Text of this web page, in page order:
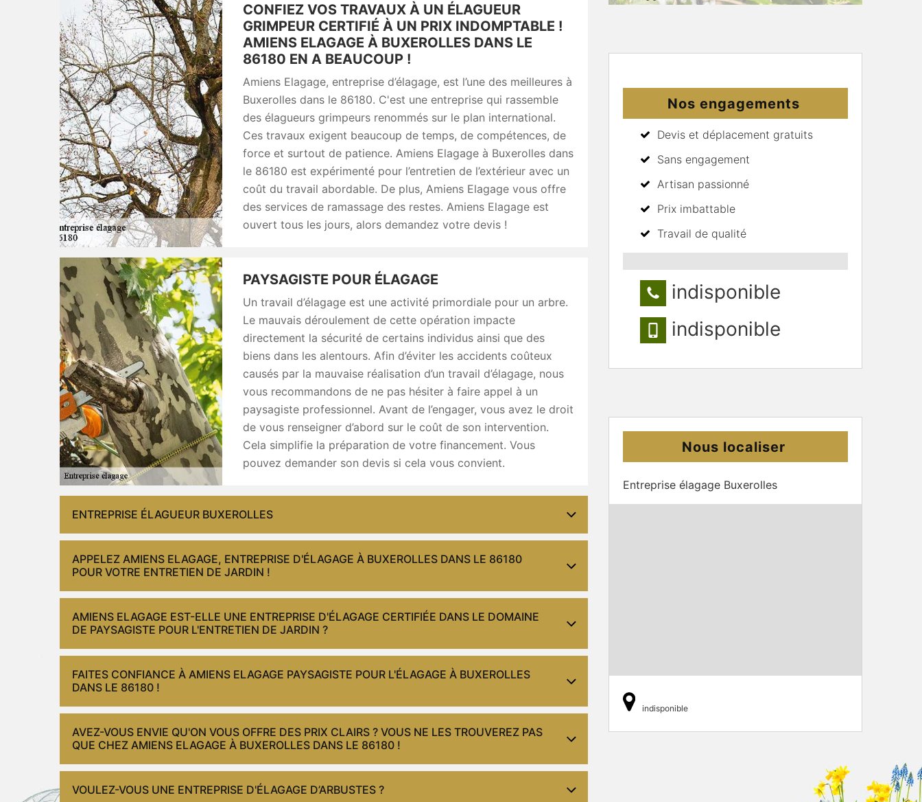
CONFIEZ VOS TRAVAUX À UN ÉLAGUEUR
GRIMPEUR CERTIFIÉ À UN PRIX INDOMPTABLE !
AMIENS ELAGAGE À BUXEROLLES DANS LE
86180 EN A BEAUCOUP !
Amiens Elagage, entreprise d’élagage, est l’une des meilleures à
Buxerolles dans le 86180. C'est une entreprise qui rassemble
des élagueurs grimpeurs renommés sur le plan international.
Ces travaux exigent beaucoup de temps, de compétences, de
force et surtout de patience. Amiens Elagage à Buxerolles dans
le 86180 est expérimenté pour l’entretien de l’extérieur avec un
coût du travail abordable. De plus, Amiens Elagage vous offre
des services de ramassage des restes. Amiens Elagage est
ouvert tous les jours, alors demandez votre devis !
PAYSAGISTE POUR ÉLAGAGE
Un travail d’élagage est une activité primordiale pour un arbre.
Le mauvais déroulement de cette opération impacte
directement la sécurité de certains individus ainsi que des
biens dans les alentours. Afin d’éviter les accidents coûteux
causés par la mauvaise réalisation d’un travail d’élagage, nous
vous recommandons de ne pas hésiter à faire appel à un
paysagiste professionnel. Avant de l’engager, vous avez le droit
de vous renseigner d’abord sur le coût de son intervention.
Cela simplifie la préparation de votre financement. Vous
pouvez demander son devis si cela vous convient.
ENTREPRISE ÉLAGUEUR BUXEROLLES
APPELEZ AMIENS ELAGAGE, ENTREPRISE D'ÉLAGAGE À BUXEROLLES DANS LE 86180
POUR VOTRE ENTRETIEN DE JARDIN !
AMIENS ELAGAGE EST-ELLE UNE ENTREPRISE D'ÉLAGAGE CERTIFIÉE DANS LE DOMAINE
DE PAYSAGISTE POUR L'ENTRETIEN DE JARDIN ?
FAITES CONFIANCE À AMIENS ELAGAGE PAYSAGISTE POUR L'ÉLAGAGE À BUXEROLLES
DANS LE 86180 !
AVEZ-VOUS ENVIE QU'ON VOUS OFFRE DES PRIX CLAIRS ? VOUS NE LES TROUVEREZ PAS
QUE CHEZ AMIENS ELAGAGE À BUXEROLLES DANS LE 86180 !
VOULEZ-VOUS UNE ENTREPRISE D'ÉLAGAGE D’ARBUSTES ?
Nos engagements
Devis et déplacement gratuits
Sans engagement
Artisan passionné
Prix imbattable
Travail de qualité
indisponible
indisponible
Nous localiser
Entreprise élagage Buxerolles
indisponible